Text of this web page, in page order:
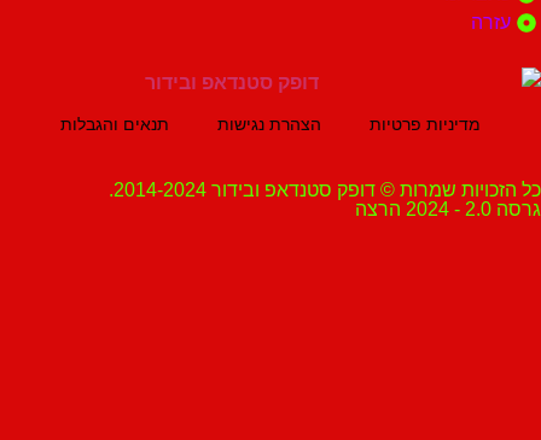
מדיניות פרטיות הצהרת נגישות תנאים והגבלות
שמרות © דופק סטנדאפ ובידור 2014-2024.